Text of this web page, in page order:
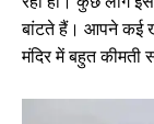
बांटते हैं। आपने कई
मंदिर में बहुत कीमती